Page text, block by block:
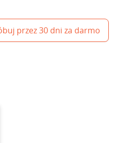
przez 30 dni za darmo